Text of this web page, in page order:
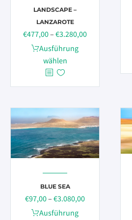
LANDSCAPE –
LANZAROTE
€477,00– €3.280,00Preisspanne:
Ausführung
wählen
Dieses
Produkt
weist
mehrere
auf.
Die
Optionen
können
auf
der
Produktseite
gewählt
werden
BLUE SEA
€97,00– €3.080,00Preisspanne:
Ausführung
Dieses